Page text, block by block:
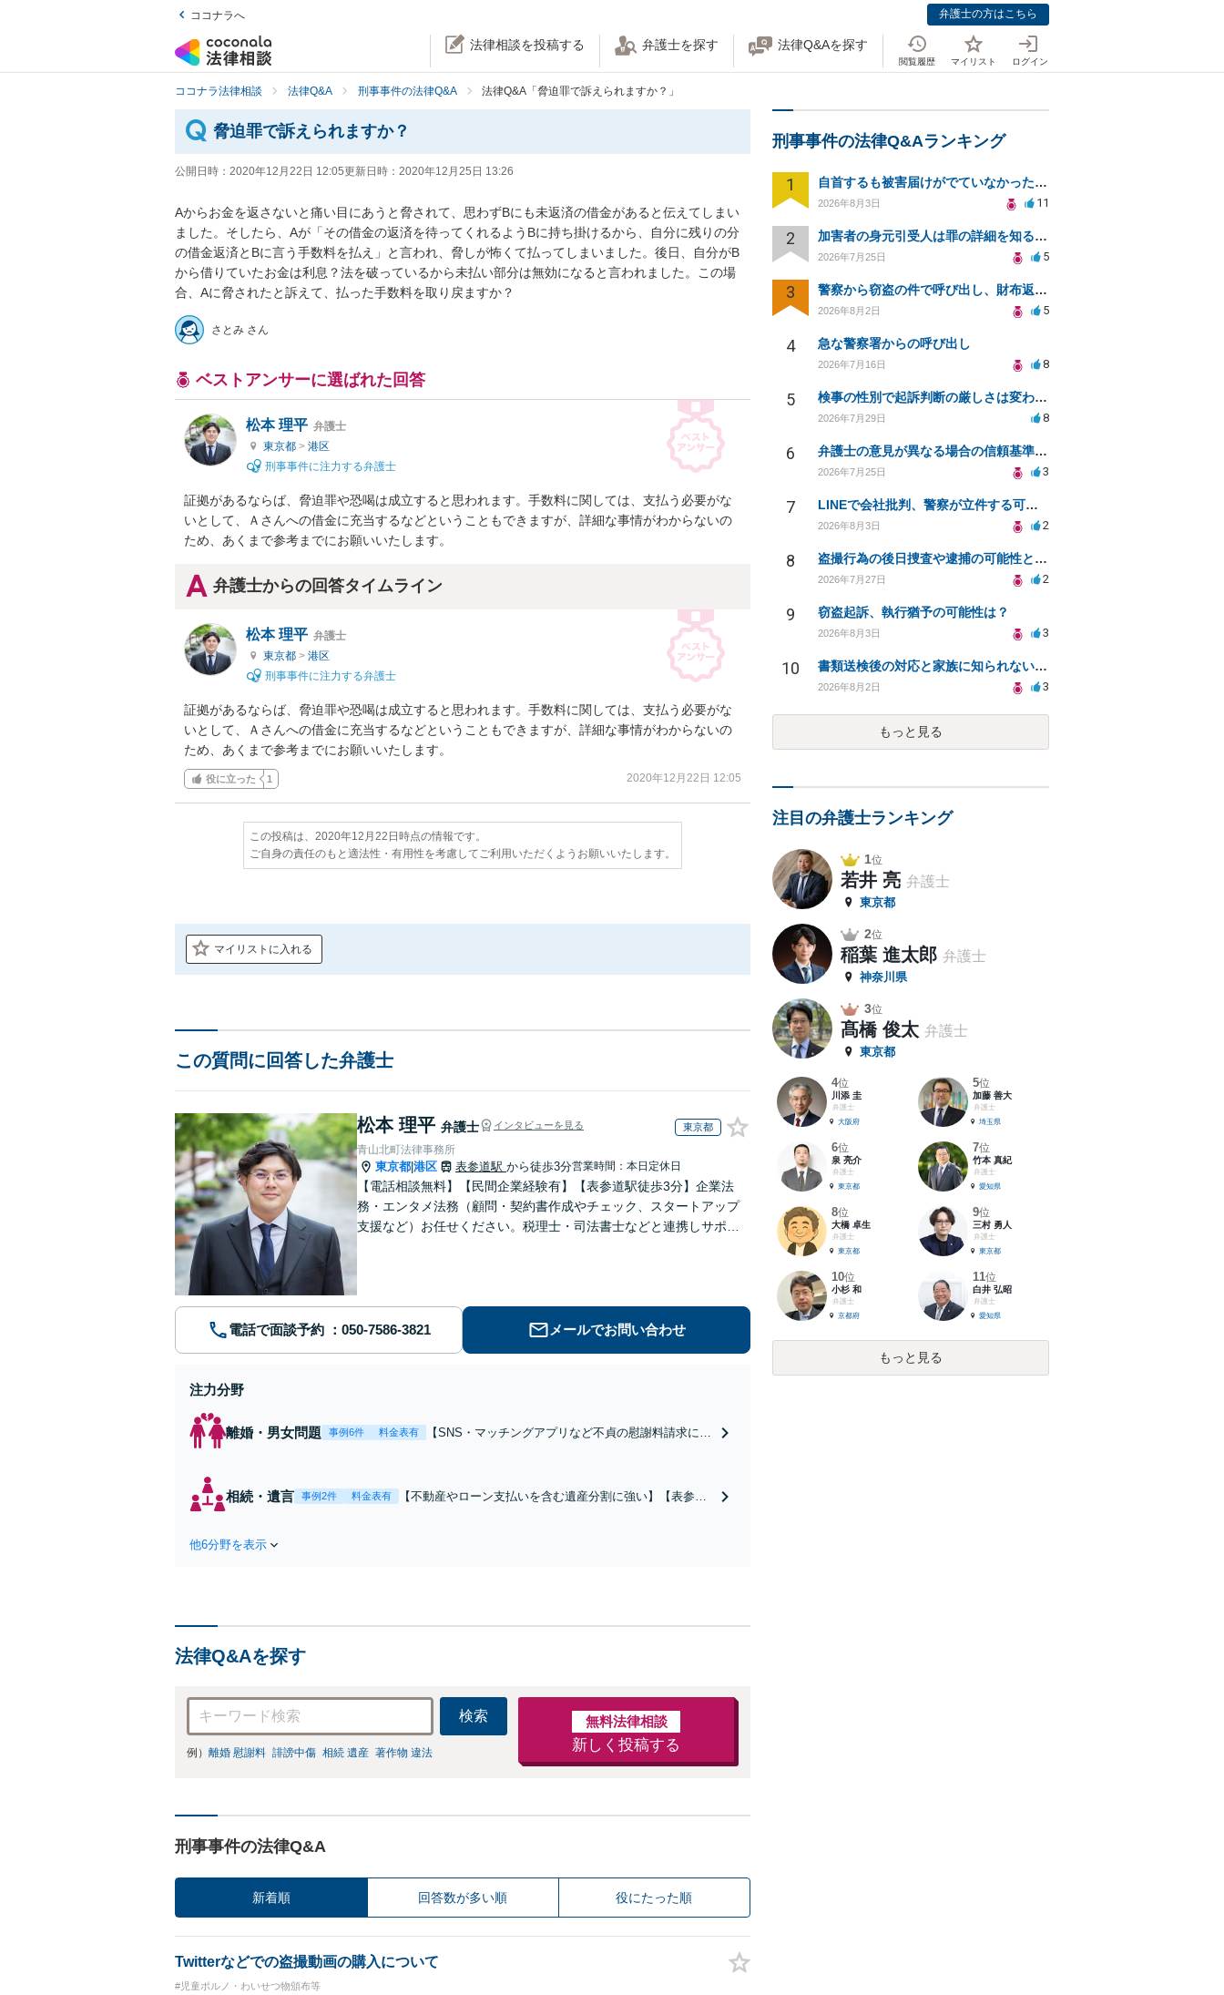
ココナラへ 弁護士の方はこちら
法律相談を投稿する 弁護士を探す 法律Q&Aを探す
閲覧履歴 マイリスト ログイン
ココナラ法律相談 法律Q&A 刑事事件の法律Q&A 法律Q&A「脅迫罪で訴えられますか？」
脅迫罪で訴えられますか？
公開日時： 2020年12月22日 12:05更新日時： 2020年12月25日 13:26
Aからお金を返さないと痛い目にあうと脅されて、思わずBにも未返済の借金があると伝えてしまい
ました。そしたら、Aが「その借金の返済を待ってくれるようBに持ち掛けるから、自分に残りの分
の借金返済とBに言う手数料を払え」と言われ、脅しが怖くて払ってしまいました。後日、自分がB
から借りていたお金は利息？法を破っているから未払い部分は無効になると言われました。この場
合、Aに脅されたと訴えて、払った手数料を取り戻ますか？
さとみ さん
ベストアンサーに選ばれた回答
松本 理平 弁護士
東京都 > 港区
刑事事件に注力する弁護士
証拠があるならば、脅迫罪や恐喝は成立すると思われます。手数料に関しては、支払う必要がな
いとして、Ａさんへの借金に充当するなどということもできますが、詳細な事情がわからないの
ため、あくまで参考までにお願いいたします。
弁護士からの回答タイムライン
松本 理平 弁護士
東京都 > 港区
刑事事件に注力する弁護士
証拠があるならば、脅迫罪や恐喝は成立すると思われます。手数料に関しては、支払う必要がな
いとして、Ａさんへの借金に充当するなどということもできますが、詳細な事情がわからないの
ため、あくまで参考までにお願いいたします。
役に立った 1 2020年12月22日 12:05
この投稿は、2020年12月22日時点の情報です。
ご自身の責任のもと適法性・有用性を考慮してご利用いただくようお願いいたします。
マイリストに入れる
この質問に回答した弁護士
松本 理平 弁護士 インタビューを見る 東京都
青山北町法律事務所
東京都 港区 表参道駅 から徒歩3分営業時間：本日定休日
【電話相談無料】【民間企業経験有】【表参道駅徒歩3分】企業法
務・エンタメ法務（顧問・契約書作成やチェック、スタートアップ
支援など）お任せください。税理士・司法書士などと連携しサポー
電話で面談予約 メールでお問い合わせ
注力分野
離婚・男女問題 事例6件 料金表有
【SNS・マッチングアプリなど不貞の慰謝料請求に強
連携】
相続・遺言 事例2件 料金表有
【不動産やローン支払いを含む遺産分割に強い】【表参道
他6分野を表示
法律Q&Aを探す
検索
例） 離婚 慰謝料 誹謗中傷 相続 遺産 著作物 違法
無料法律相談
新しく投稿する
刑事事件の法律Q&A
新着順 回答数が多い順 役にたった順
Twitterなどでの盗撮動画の購入について
#児童ポルノ・わいせつ物頒布等
刑事事件の法律Q&Aランキング
1 自首するも被害届けがでていなかった場合
2026年8月3日 11
2 加害者の身元引受人は罪の詳細を知ることができるか？
2026年7月25日 5
3 警察から窃盗の件で呼び出し、財布返却で自首すべきか？
2026年8月2日 5
4 急な警察署からの呼び出し
2026年7月16日 8
5 検事の性別で起訴判断の厳しさは変わるのか知りたい
2026年7月29日 8
6 弁護士の意見が異なる場合の信頼基準について教えてください
2026年7月25日 3
7 LINEで会社批判、警察が立件する可能性は？
2026年8月3日 2
8 盗撮行為の後日捜査や逮捕の可能性と初動対応について
2026年7月27日 2
9 窃盗起訴、執行猶予の可能性は？
2026年8月3日 3
10 書類送検後の対応と家族に知られないための手続きについて相談
2026年8月2日 3
もっと見る
注目の弁護士ランキング
1位
若井 亮 弁護士
東京都
2位
稲葉 進太郎 弁護士
神奈川県
3位
髙橋 俊太 弁護士
東京都
4位
川添 圭
弁護士
大阪府
5位
加藤 善大
弁護士
埼玉県
6位
泉 亮介
弁護士
東京都
7位
竹本 真紀
弁護士
愛知県
8位
大橋 卓生
弁護士
東京都
9位
三村 勇人
弁護士
東京都
10位
小杉 和
弁護士
京都府
11位
白井 弘昭
弁護士
愛知県
もっと見る